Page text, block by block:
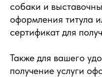
собаки и
оформления титула
сертификат для
Также для вашего
получение услуги